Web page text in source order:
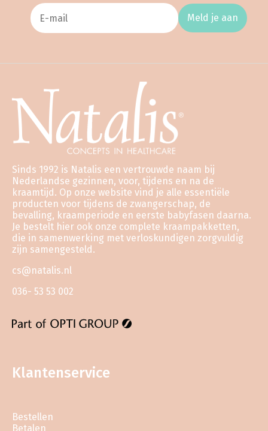
Meld je aan
Sinds 1992 is Natalis een vertrouwde naam bij
Nederlandse gezinnen, voor, tijdens en na de
kraamtijd. Op onze website vind je alle essentiële
producten voor tijdens de zwangerschap, de
bevalling, kraamperiode en eerste babyfasen daarna.
Je bestelt hier ook onze complete kraampakketten,
die in samenwerking met verloskundigen zorgvuldig
zijn samengesteld.
cs@natalis.nl
036- 53 53 002
Klantenservice
Bestellen
Betalen